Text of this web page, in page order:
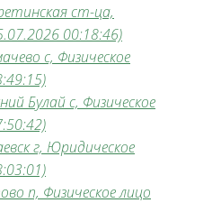
ст-ца,
00:18:46)
с, Физическое
Булай с, Физическое
г, Юридическое
п, Физическое лицо